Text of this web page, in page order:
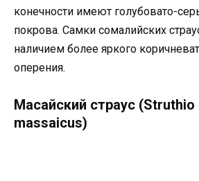
конечности имеют голубовато-
покрова. Самки сомалийских
наличием более яркого
оперения.
Масайский страус (Struthio
massaicus)